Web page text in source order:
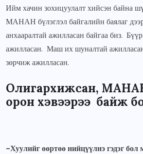
Ийм хачин зохицуулалт хийсэн байна
МАНАН бүлэглэл байгалийн баялаг
анхааралтай ажилласан байгаа биз.
ажилласан. Маш их шуналтай
зөрчиж ажилласан.
Олигархижсан,
орон хэвээрээ байж
-Хуулийг өөртөө нийцүүлнэ гэдэг